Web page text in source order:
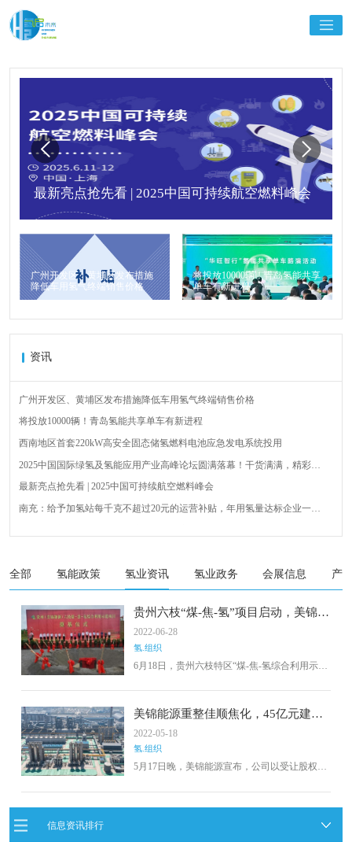
最新亮点抢先看 | 2025中国可持续航空燃料峰会
广州开发区、黄埔区发布措施
降低车用氢气终端销售价格
将投放10000辆！青岛氢能共享
单车有新进程
资讯
广州开发区、黄埔区发布措施降低车用氢气终端销售价格
将投放10000辆！青岛氢能共享单车有新进程
西南地区首套220kW高安全固态储氢燃料电池应急发电系统投用
2025中国国际绿氢及氢能应用产业高峰论坛圆满落幕！干货满满，精彩瞬
最新亮点抢先看 | 2025中国可持续航空燃料峰会
南充：给予加氢站每千克不超过20元的运营补贴，年用氢量达标企业一次
成果验收工作会议在呼伦贝尔举行
新疆俊瑞温宿规模化制绿氢项目开工仪式在温宿县成功举办
产业发展举办交流会
全部 氢能政策 氢业资讯 氢业政务 会展信息 产
贵州六枝“煤-焦-氢”项目启动，美锦氢
能事业继续开疆拓域
2022-06-28
氢.组织
6月18日，贵州六枝特区“煤-焦-氢综合利用示范
姚俊良、美锦能源总经理姚俊卿等领导出席仪
式。一个月前，美锦能源宣布与六枝政府签署
了《贵州六枝佳顺焦化煤-焦-氢综合利用示范项
目投资协议》。该项目主要投资于贵州省六盘
水市煤-焦-氢综合利用示范项目，拟投资金额不
超过45亿元。
美锦能源重整佳顺焦化，45亿元建设
制氢项目
2022-05-18
氢.组织
5月17日晚，美锦能源宣布，公司以受让股权方
六枝特区人民政府拟签订项目投资协议及补充
协议。依托重整后的佳顺焦化，公司将投资不
超过45亿元，在贵州六盘水市六盘水路喜循环
信息资讯排行